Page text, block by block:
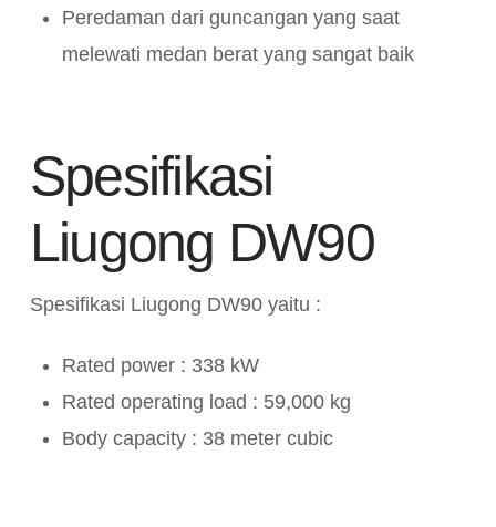
Peredaman dari guncangan yang saat
melewati medan berat yang sangat baik
Spesifikasi
Liugong DW90
Spesifikasi Liugong DW90 yaitu :
Rated power : 338 kW
Rated operating load : 59,000 kg
Body capacity : 38 meter cubic